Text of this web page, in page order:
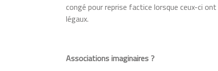
congé pour reprise factice lorsque ceux-ci
légaux.
Associations imaginaires ?